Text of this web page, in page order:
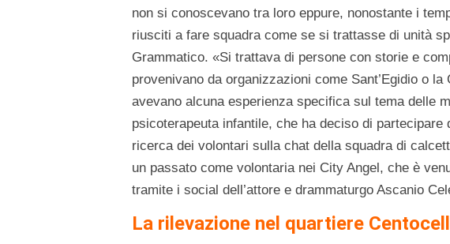
non si conoscevano tra loro eppure, nonostante i
riusciti a fare squadra come se si trattasse di unità
Grammatico. «Si trattava di persone con storie e
provenivano da organizzazioni come Sant’Egidio o
avevano alcuna esperienza specifica sul tema delle
psicoterapeuta infantile, che ha deciso di partecipare
ricerca dei volontari sulla chat della squadra di
un passato come volontaria nei City Angel, che è
tramite i social dell’attore e drammaturgo Ascanio
La rilevazione nel quartiere